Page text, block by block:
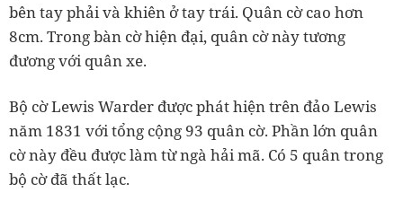
bên tay phải và khiên ở tay trái. Quân cờ cao hơn
8cm. Trong bàn cờ hiện đại, quân cờ này tương
đương với quân xe.
Bộ cờ Lewis Warder được phát hiện trên đảo Lewis
năm 1831 với tổng cộng 93 quân cờ. Phần lớn quân
cờ này đều được làm từ ngà hải mã. Có 5 quân trong
bộ cờ đã thất lạc.